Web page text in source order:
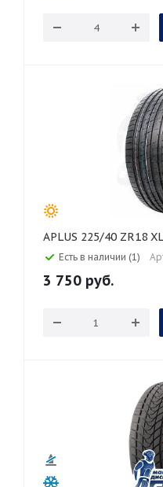
APLUS 225/40
Есть в наличии (1)
3 750 руб.